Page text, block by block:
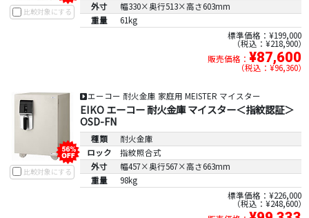
比較対象にする
外寸
幅330×奥行513×高さ603mm
重量
61kg
標準価格：¥199,000
税込：¥218,900
販売価格： ¥87,600
税込：¥96,360
比較対象にする
エーコー 耐火金庫 家庭用 MEISTER マイスター
EIKO エーコー 耐火金庫 マイスター＜指紋認証＞
OSD-FN
種類
耐火金庫
ロック
指紋照合式
外寸
幅457×奥行567×高さ663mm
重量
98kg
標準価格：¥226,000
税込：¥248,600